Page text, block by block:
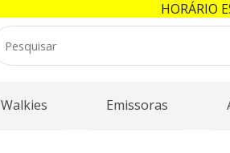
Walkies Emissoras
HORÁRIO